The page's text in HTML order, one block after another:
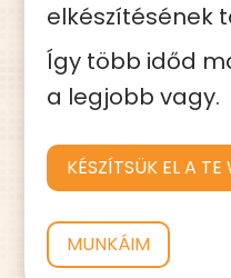
elkészítésének
Így több időd
a legjobb vagy.
KÉSZÍTSÜK EL A
MUNKÁIM